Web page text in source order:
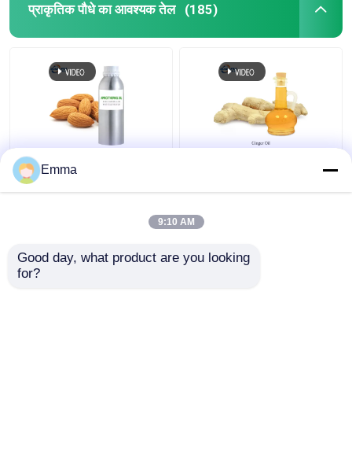
प्राकृतिक पौधे का आवश्यक तेल (185)
रंगहीन प्राकृतिक वनस्पति
अर्क तेल
तेल खाद्य स्वाद और सुगंध के
लिए
Emma
9:10 AM
Good day, what product are you looking
for?